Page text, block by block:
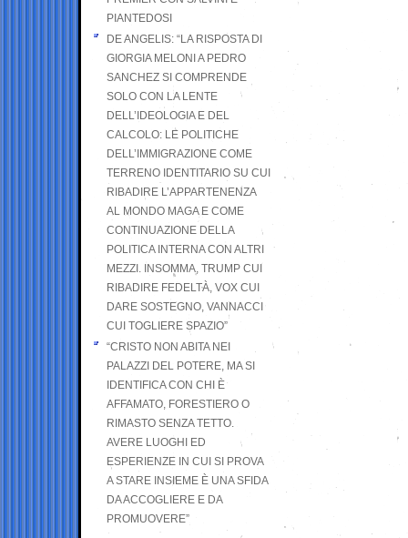
PIANTEDOSI
DE ANGELIS: “LA RISPOSTA DI
GIORGIA MELONI A PEDRO
SANCHEZ SI COMPRENDE
SOLO CON LA LENTE
DELL’IDEOLOGIA E DEL
CALCOLO: LE POLITICHE
DELL’IMMIGRAZIONE COME
TERRENO IDENTITARIO SU CUI
RIBADIRE L’APPARTENENZA
AL MONDO MAGA E COME
CONTINUAZIONE DELLA
POLITICA INTERNA CON ALTRI
MEZZI. INSOMMA, TRUMP CUI
RIBADIRE FEDELTÀ, VOX CUI
DARE SOSTEGNO, VANNACCI
CUI TOGLIERE SPAZIO”
“CRISTO NON ABITA NEI
PALAZZI DEL POTERE, MA SI
IDENTIFICA CON CHI È
AFFAMATO, FORESTIERO O
RIMASTO SENZA TETTO.
AVERE LUOGHI ED
ESPERIENZE IN CUI SI PROVA
A STARE INSIEME È UNA SFIDA
DA ACCOGLIERE E DA
PROMUOVERE”